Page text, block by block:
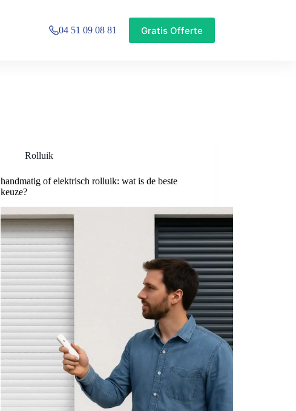
04 51 09 08 81 Gratis Offerte
Rolluik
handmatig of elektrisch rolluik: wat is de beste
keuze?